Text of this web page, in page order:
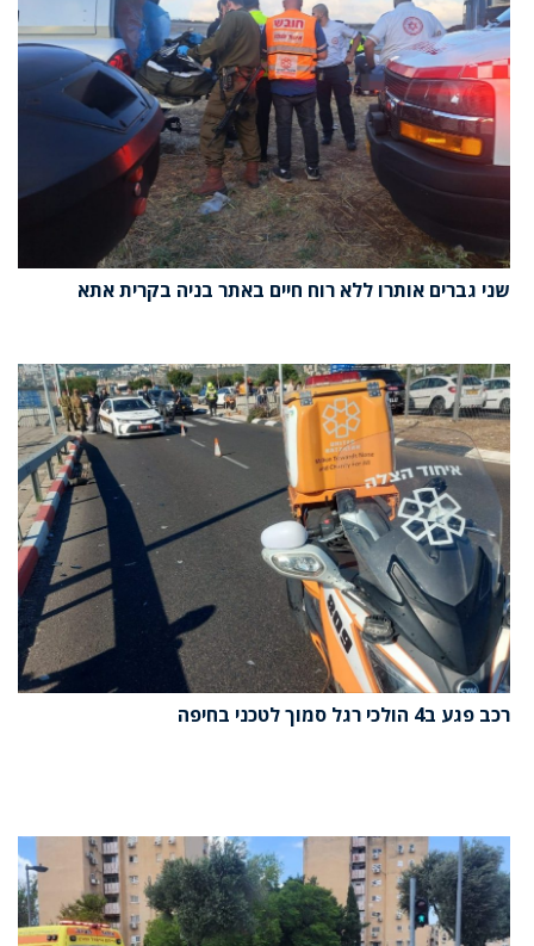
שני גברים אותרו ללא רוח חיים באתר בניה בקרית אתא
רכב פגע ב4 הולכי רגל סמוך לטכני בחיפה